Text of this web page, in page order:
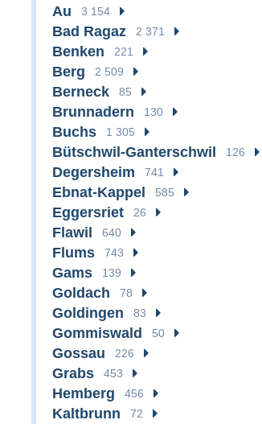
Au 3 154
Bad Ragaz 2 371
Benken 221
Berg 2 509
Berneck 85
Brunnadern 130
Buchs 1 305
Bütschwil-Ganterschwil 126
Degersheim 741
Ebnat-Kappel 585
Eggersriet 26
Flawil 640
Flums 743
Gams 139
Goldach 78
Goldingen 83
Gommiswald 50
Gossau 226
Grabs 453
Hemberg 456
Kaltbrunn 72